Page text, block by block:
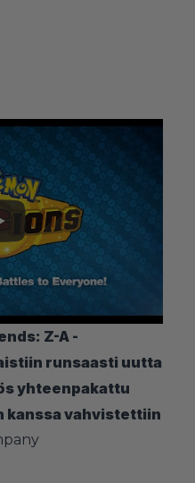
Z-A -
runsaasti uutta
yhteenpakattu
kanssa vahvistettiin